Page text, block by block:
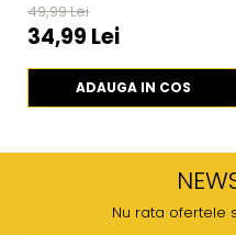
49,99 Lei
34,99 Lei
ADAUGA IN COS
Nu rata ofertele